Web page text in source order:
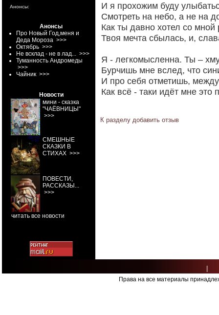
Анонсы:
Анонсы
Про Новый Год,меня и
Деда Мороза >>>
Октябрь >>>
Не всклад - не в лад... >>>
Туманность Андромеды
>>>
Чайник >>>
Новости
мини - сказка
"ЧАЁВНИЦЫ"
>>>
СМЕШНЫЕ
СКАЗКИ В
СТИХАХ >>>
ПОВЕСТИ,
РАССКАЗЫ...
>>>
читать все новости
И я прохожим буду
Смотреть на небо, а не на
Как ты давно хотел со мной
Твоя мечта сбылась, и,
Я - легкомысленна. Ты –
Бурчишь мне вслед, что
И про себя отметишь,
Как всё - таки идёт мне это
К разделу добавить отзыв
Права на все материалы